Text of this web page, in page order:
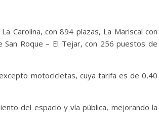
Carolina, con 894 plazas, La Mariscal con
Roque – El Tejar, con 256 puestos de
motocicletas, cuya tarifa es de 0,40
del espacio y vía pública, mejorando la